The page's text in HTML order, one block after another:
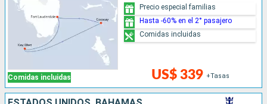
Comidas incluidas US$ 339 +Tasas
Precio especial familias
Hasta -60% en el 2° pasajero
Comidas incluidas